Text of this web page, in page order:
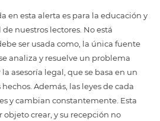
en esta alerta es para la educación y
nuestros lectores. No está
ser usada como, la única fuente
analiza y resuelve un problema
asesoría legal, que se basa en un
Además, las leyes de cada
y cambian constantemente. Esta
crear, y su recepción no